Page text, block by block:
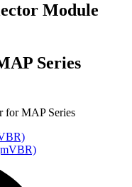
Module
Series
for MAP Series